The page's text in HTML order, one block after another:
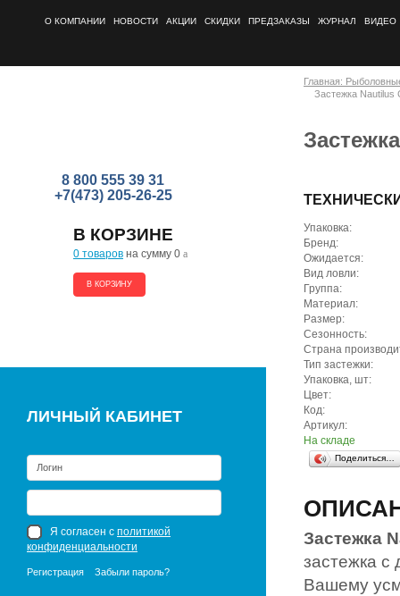
О КОМПАНИИ НОВОСТИ АКЦИИ СКИДКИ ПРЕДЗАКАЗЫ ЖУРНАЛ ВИДЕО
8 800 555 39 31
+7(473) 205-26-25
В КОРЗИНЕ
0 товаров на сумму 0 a
В КОРЗИНУ
ЛИЧНЫЙ КАБИНЕТ
Я согласен с политикой
конфиденциальности
Регистрация Забыли пароль?
Главная:
Застежка Nautilus
Упаковка:
Бренд:
Ожидается:
Вид ловли:
Группа:
Материал:
Размер:
Сезонность:
Страна
Тип застежки:
Упаковка, шт:
Цвет:
Код:
Артикул:
На складе
Поделиться…
Застежка
застежка с
Вашему